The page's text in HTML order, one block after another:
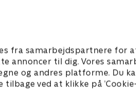
fra samarbejdspartnere for
annoncer til dig. Vores
og andres platforme. Du
ved at klikke på